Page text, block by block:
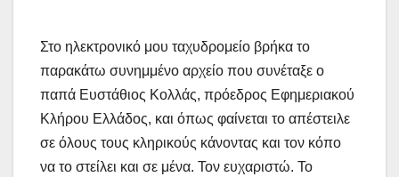
Στο ηλεκτρονικό μου ταχυδρομείο βρήκα το
παρακάτω συνημμένο αρχείο που συνέταξε ο
παπά Ευστάθιος Κολλάς, πρόεδρος Εφημεριακού
Κλήρου Ελλάδος, και όπως φαίνεται το απέστειλε
σε όλους τους κληρικούς κάνοντας και τον κόπο
να το στείλει και σε μένα. Τον ευχαριστώ. Το